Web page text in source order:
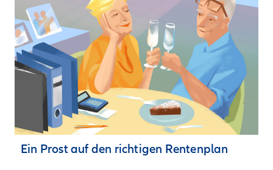
Ein Prost auf den richtigen Rentenplan